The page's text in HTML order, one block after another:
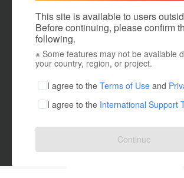
人気のプロジェ
アート・写真
テクノロジー
映像・映画
ビジネス・起
まちづくり・
This site is available to users
Before continuing, please confirm
following.
※ Some features may not be available
your country, region, or project.
I agree to the Terms of Use and
I agree to the International Support
Continue